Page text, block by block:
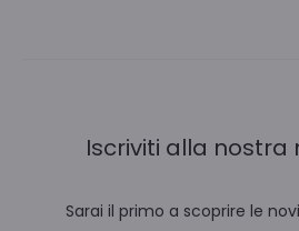
Iscriviti alla nostra
Sarai il primo a scoprire le